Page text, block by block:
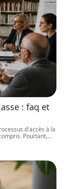
: faq et
d'accès à la
Pourtant,…